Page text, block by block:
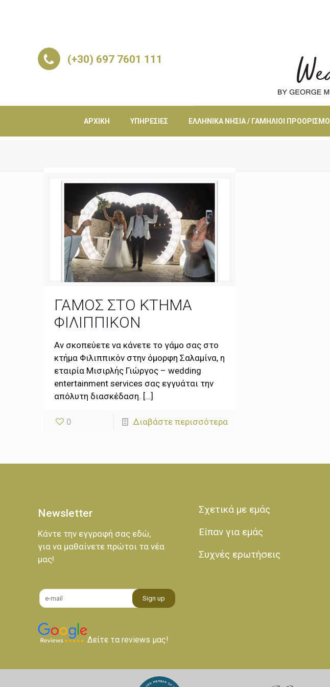
(+30) 697 7601 111
ΑΡΧΙΚΉ ΥΠΗΡΕΣΊΕΣ ΕΛΛΗΝΙΚΆ ΝΗΣΙΆ / ΓΑΜΉΛΙΟΙ ΠΡΟΟΡΙΣΜΟΊ
ΓΑΜΟΣ ΣΤΟ ΚΤΗΜΑ
ΦΙΛΙΠΠΙΚΟΝ
Αν σκοπεύετε να κάνετε το γάμο σας στο
κτήμα Φιλιππικόν στην όμορφη Σαλαμίνα, η
εταιρία Μισιρλής Γιώργος – wedding
entertainment services σας εγγυάται την
απόλυτη διασκέδαση. […]
0 Διαβάστε περισσότερα
Newsletter
Κάντε την εγγραφή σας εδώ,
για να μαθαίνετε πρώτοι τα νέα
μας!
Δείτε τα reviews μας!
Σχετικά με εμάς
Είπαν για εμάς
Συχνές ερωτήσεις